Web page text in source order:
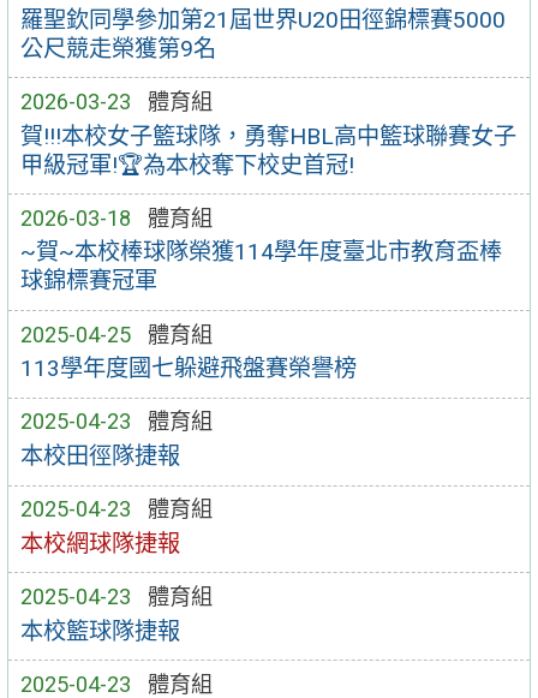
羅聖欽同學參加第21屆世界U20田徑錦標賽5000
公尺競走榮獲第9名
2026-03-23 體育組
賀!!!本校女子籃球隊，勇奪HBL高中籃球聯賽女子
甲級冠軍!🏆為本校奪下校史首冠!
2026-03-18 體育組
~賀~本校棒球隊榮獲114學年度臺北市教育盃棒
球錦標賽冠軍
2025-04-25 體育組
113學年度國七躲避飛盤賽榮譽榜
2025-04-23 體育組
本校田徑隊捷報
2025-04-23 體育組
本校網球隊捷報
2025-04-23 體育組
本校籃球隊捷報
2025-04-23 體育組